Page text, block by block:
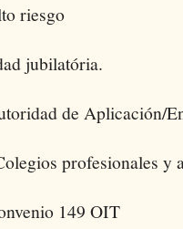
riesgo
jubilatória.
de Aplicación/
profesionales y
149 OIT